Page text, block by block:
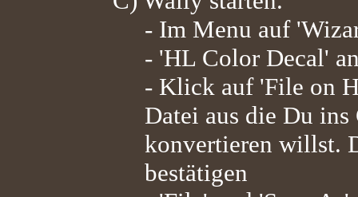
- Im Menu auf
- 'HL Color Decal'
- Klick auf 'File on
Datei aus die Du
konvertieren willst.
bestätigen